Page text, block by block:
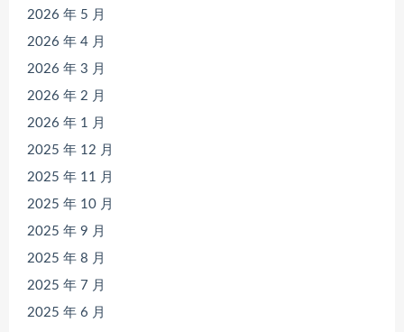
2026 年 5 月
2026 年 4 月
2026 年 3 月
2026 年 2 月
2026 年 1 月
2025 年 12 月
2025 年 11 月
2025 年 10 月
2025 年 9 月
2025 年 8 月
2025 年 7 月
2025 年 6 月